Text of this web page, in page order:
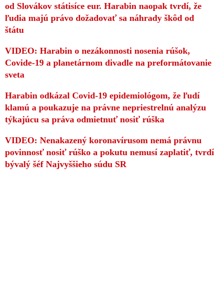
od Slovákov státisíce eur. Harabin naopak tvrdí, že
ľudia majú právo dožadovať sa náhrady škôd od
štátu
VIDEO: Harabin o nezákonnosti nosenia rúšok,
Covide-19 a planetárnom divadle na preformátovanie
sveta
Harabin odkázal Covid-19 epidemiológom, že ľudí
klamú a poukazuje na právne nepriestrelnú analýzu
týkajúcu sa práva odmietnuť nosiť rúška
VIDEO: Nenakazený koronavírusom nemá právnu
povinnosť nosiť rúško a pokutu nemusí zaplatiť, tvrdí
bývalý šéf Najvyššieho súdu SR